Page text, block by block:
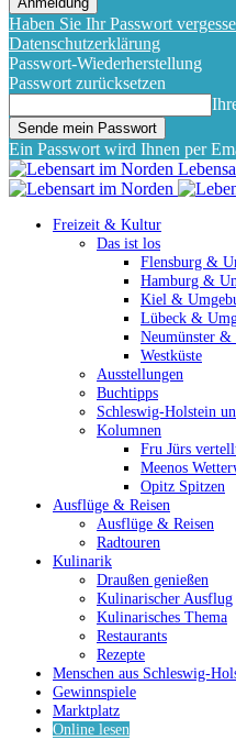
Haben Sie Ihr Passwort
Datenschutzerklärung
Passwort-Wiederherstellung
Passwort zurücksetzen
Ein Passwort wird Ihnen per
Freizeit & Kultur
Das ist los
Flensburg &
Hamburg &
Kiel &
Lübeck &
Neumünster &
Westküste
Ausstellungen
Buchtipps
Schleswig-Holstein
Kolumnen
Fru Jürs
Meenos
Opitz Spitzen
Ausflüge & Reisen
Ausflüge & Reisen
Radtouren
Kulinarik
Draußen genießen
Kulinarischer Ausflug
Kulinarisches Thema
Restaurants
Rezepte
Menschen aus Schleswig-
Gewinnspiele
Marktplatz
Online lesen